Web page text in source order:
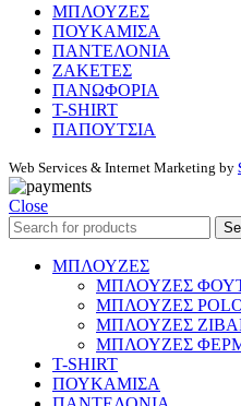
ΜΠΛΟΥΖΕΣ
ΠΟΥΚΑΜΙΣΑ
ΠΑΝΤΕΛΟΝΙΑ
ΖΑΚΕΤΕΣ
ΠΑΝΩΦΟΡΙΑ
T-SHIRT
ΠΑΠΟΥΤΣΙΑ
Web Services & Internet Marketing by
Close
ΜΠΛΟΥΖΕΣ
ΜΠΛΟΥΖΕΣ
ΜΠΛΟΥΖΕΣ
ΜΠΛΟΥΖΕΣ
ΜΠΛΟΥΖΕΣ
T-SHIRT
ΠΟΥΚΑΜΙΣΑ